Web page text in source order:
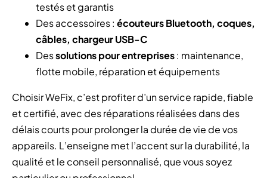
testés et garantis
Des accessoires : écouteurs Bluetooth, coques,
câbles, chargeur USB-C
Dessolutions pour entreprises: maintenance,
flotte mobile, réparation et équipements
Choisir WeFix, c’est profiter d’un service rapide, fiable
et certifié, avec des réparations réalisées dans des
délais courts pour prolonger la durée de vie de vos
appareils. L’enseigne met l’accent sur la durabilité, la
qualité et le conseil personnalisé, que vous soyez